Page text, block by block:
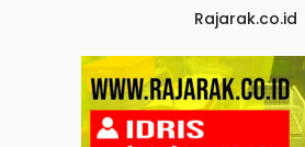
Rajarak.co.id